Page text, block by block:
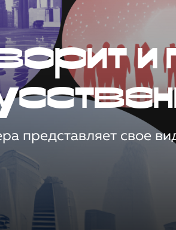
представляет свое